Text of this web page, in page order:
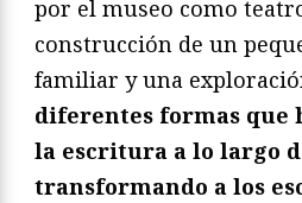
por el museo como
construcción de un
familiar y una
diferentes formas que
la escritura a lo largo
transformando a los